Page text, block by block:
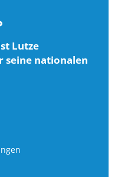
Lutze
seine nationalen